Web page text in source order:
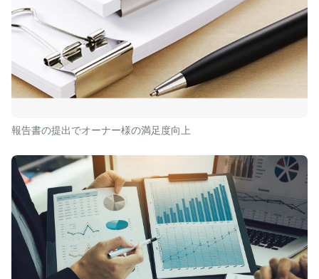
報告書の提出でオーナー様の満足度向上